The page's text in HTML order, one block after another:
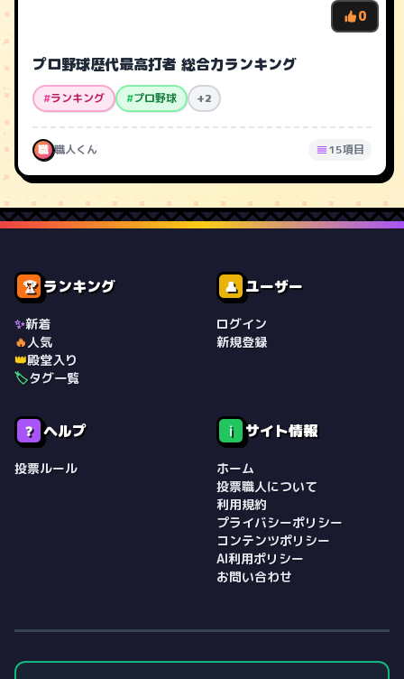
0
プロ野球歴代最高打者 総合力ランキング
#ランキング #プロ野球 +2
職 職人くん 15項目
🏆 ランキング
✨新着
🔥人気
👑殿堂入り
🏷️タグ一覧
👤 ユーザー
ログイン
新規登録
❓ ヘルプ
投票ルール
ℹ️ サイト情報
ホーム
投票職人について
利用規約
プライバシーポリシー
コンテンツポリシー
AI利用ポリシー
お問い合わせ